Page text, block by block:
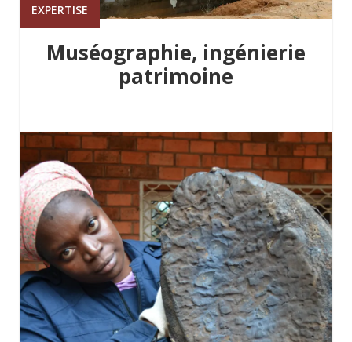
EXPERTISE
Muséographie, ingénierie
patrimoine